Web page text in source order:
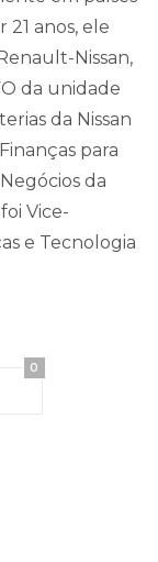
21 anos, ele
Nissan,
da unidade
da Nissan
para
da
Vice-
e Tecnologia
0